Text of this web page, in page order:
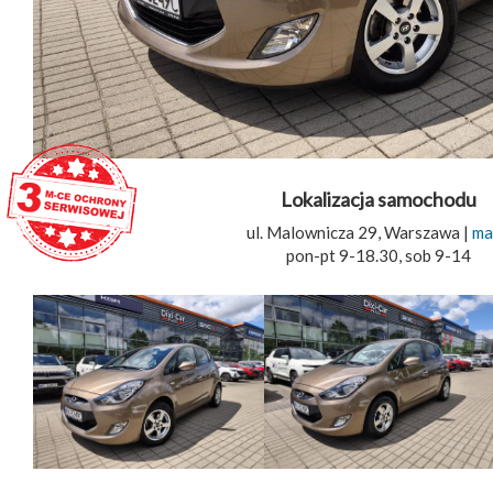
Lokalizacja samochodu
ul. Malownicza 29, Warszawa |
pon-pt 9-18.30, sob 9-14